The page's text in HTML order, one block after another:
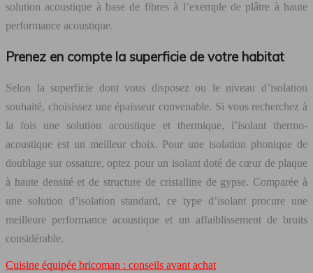
solution acoustique à base de fibres à l’exemple de plâtre à haute
performance acoustique.
Prenez en compte la superficie de votre habitat
Selon la superficie dont vous disposez ou le niveau d’isolation
souhaité, choisissez une épaisseur convenable. Si vous recherchez à
la fois une solution acoustique et thermique, l’isolant thermo-
acoustique est un meilleur choix. Pour une isolation phonique de
doublage sur ossature, optez pour un isolant doté de cœur de plaque
à haute densité et de structure de cristalline de gypse. Comparée à
une solution d’isolation standard, ce type d’isolant procure une
meilleure performance acoustique et un affaiblissement de bruits
considérable.
Cuisine équipée bricoman : conseils avant achat